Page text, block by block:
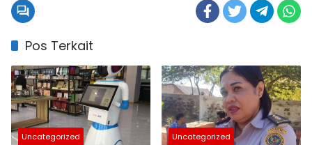
Pos Terkait
Uncategorized Uncategorized